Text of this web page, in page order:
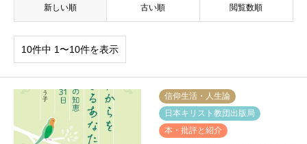
新しい順 古い順 閲覧数順
10件中 1〜10件を表示
信仰生活・人生論
日本キリスト教団出版局
本・批評と紹介